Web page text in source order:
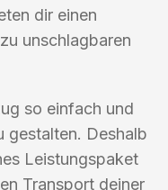
dir einen
zu unschlagbaren
so einfach und
gestalten. Deshalb
Leistungspaket
Transport deiner